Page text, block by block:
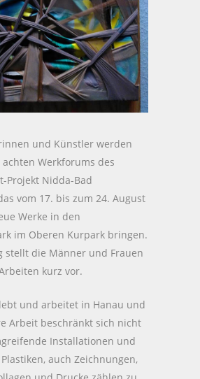
und Künstler werden
Werkforums des
Projekt Nidda-Bad
vom 17. bis zum 24. August
Werke in den
im Oberen Kurpark bringen.
stellt die Männer und Frauen
kurz vor.
und arbeitet in Hanau und
Arbeit beschränkt sich nicht
Installationen und
auch Zeichnungen,